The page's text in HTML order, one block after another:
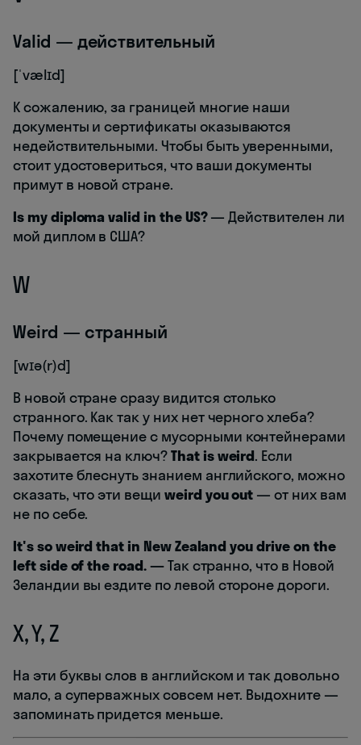
Valid — действительный
[ˈvælɪd]
К сожалению, за границей многие наши
документы и сертификаты оказываются
недействительными. Чтобы быть уверенными,
стоит удостовериться, что ваши документы
примут в новой стране.
Is my diploma valid in the US?— Действителен ли
мой диплом в США?
W
Weird — странный
[wɪə(r)d]
В новой стране сразу видится столько
странного. Как так у них нет черного хлеба?
Почему помещение с мусорными контейнерами
закрывается на ключ?That is weird. Если
захотите блеснуть знанием английского, можно
сказать, что эти вещи weird you out — от них вам
не по себе.
It's so weird that in New Zealand you drive on the
left side of the road. —Так странно, что в Новой
Зеландии вы ездите по левой стороне дороги.
X, Y, Z
На эти буквы слов в английском и так довольно
мало, а суперважных совсем нет. Выдохните —
запоминать придется меньше.